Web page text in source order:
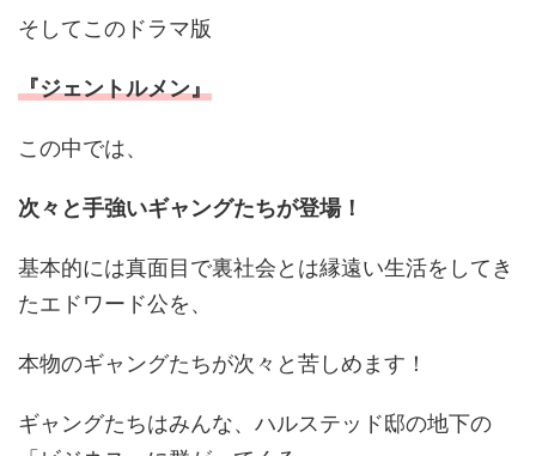
そしてこのドラマ版
『ジェントルメン』
この中では、
次々と手強いギャングたちが登場！
基本的には真面目で裏社会とは縁遠い生活をしてき
たエドワード公を、
本物のギャングたちが次々と苦しめます！
ギャングたちはみんな、ハルステッド邸の地下の